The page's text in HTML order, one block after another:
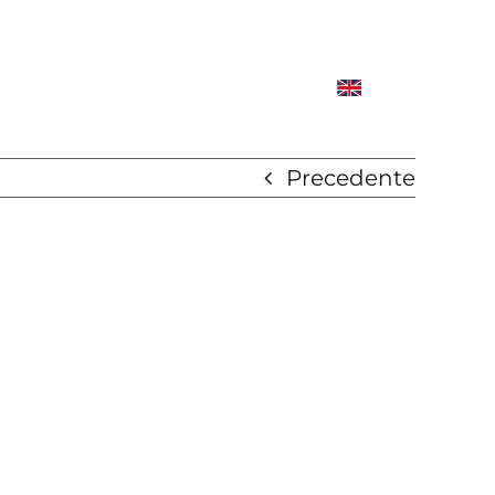
Precedente